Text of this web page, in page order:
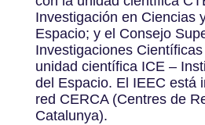
Investigación en Ciencias
Espacio; y el Consejo
Investigaciones
unidad científica ICE –
del Espacio. El IEEC está
red CERCA (Centres de
Catalunya).